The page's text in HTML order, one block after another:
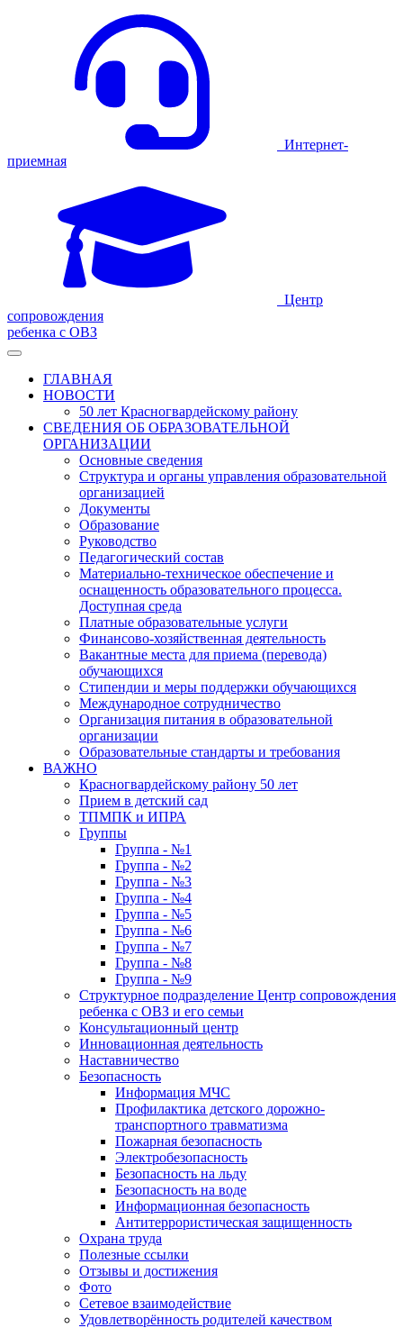
Интернет-
приемная
Центр
сопровождения
ребенка с ОВЗ
ГЛАВНАЯ
НОВОСТИ
50 лет Красногвардейскому району
СВЕДЕНИЯ ОБ ОБРАЗОВАТЕЛЬНОЙ
ОРГАНИЗАЦИИ
Основные сведения
Структура и органы управления образовательной
организацией
Документы
Образование
Руководство
Педагогический состав
Материально-техническое обеспечение и
оснащенность образовательного процесса.
Доступная среда
Платные образовательные услуги
Финансово-хозяйственная деятельность
Вакантные места для приема (перевода)
обучающихся
Стипендии и меры поддержки обучающихся
Международное сотрудничество
Организация питания в образовательной
организации
Образовательные стандарты и требования
ВАЖНО
Красногвардейскому району 50 лет
Прием в детский сад
ТПМПК и ИПРА
Группы
Группа - №1
Группа - №2
Группа - №3
Группа - №4
Группа - №5
Группа - №6
Группа - №7
Группа - №8
Группа - №9
Структурное подразделение Центр сопровождения
ребенка с ОВЗ и его семьи
Консультационный центр
Инновационная деятельность
Наставничество
Безопасность
Информация МЧС
Профилактика детского дорожно-
транспортного травматизма
Пожарная безопасность
Электробезопасность
Безопасность на льду
Безопасность на воде
Информационная безопасность
Антитеррористическая защищенность
Охрана труда
Полезные ссылки
Отзывы и достижения
Фото
Сетевое взаимодействие
Удовлетворённость родителей качеством